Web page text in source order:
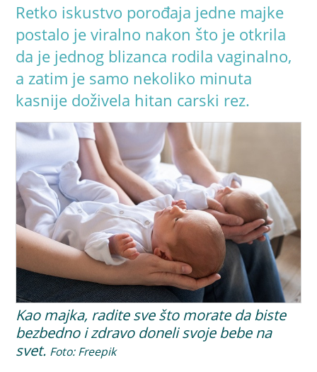
Retko iskustvo porođaja jedne majke
postalo je viralno nakon što je otkrila
da je jednog blizanca rodila vaginalno,
a zatim je samo nekoliko minuta
kasnije doživela hitan carski rez.
Kao majka, radite sve što morate da biste
bezbedno i zdravo doneli svoje bebe na
svet. Foto: Freepik